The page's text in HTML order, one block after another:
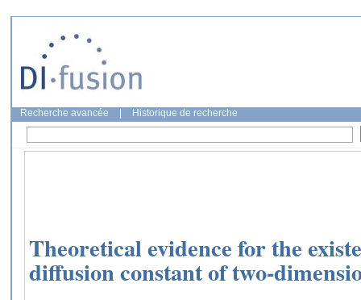
Recherche avancée Historique de recherche
Theoretical evidence for the
diffusion constant of two-